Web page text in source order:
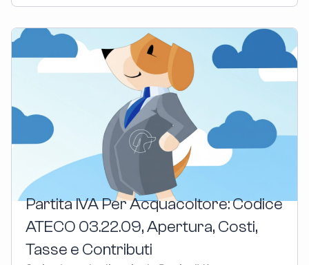
Partita IVA Per Acquacoltore: Codice
ATECO 03.22.09, Apertura, Costi,
Tasse e Contributi